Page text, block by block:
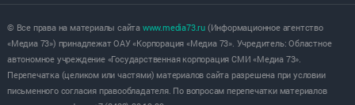
© Все права на материалы сайта www.media73.ru(Информационное агентство
«Медиа 73») принадлежат ОАУ «Корпорация «Медиа 73». Учредитель: Областное
автономное учреждение «Государственная корпорация СМИ «Медиа 73».
Перепечатка (целиком или частями) материалов сайта разрешена при условии
письменного согласия правообладателя. По вопросам перепечатки материалов